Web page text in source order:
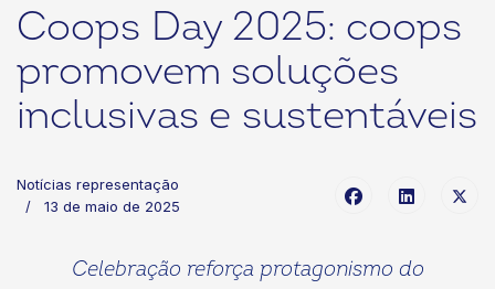
Coops Day 2025: coops
promovem soluções
inclusivas e sustentáveis
Notícias representação
13 de maio de 2025
Celebração reforça protagonismo do